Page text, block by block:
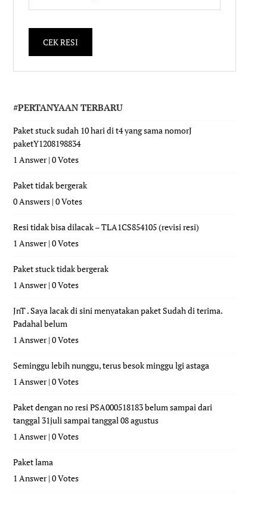
#PERTANYAAN TERBARU
Paket stuck sudah 10 hari di t4 yang sama nomorJ
paketY1208198834
1 Answer|0 Votes
Paket tidak bergerak
0 Answers |0 Votes
Resi tidak bisa dilacak – TLA1CS854105 (revisi resi)
1 Answer|0 Votes
Paket stuck tidak bergerak
1 Answer|0 Votes
JnT . Saya lacak di sini menyatakan paket Sudah di terima.
Padahal belum
1 Answer|0 Votes
Seminggu lebih nunggu, terus besok minggu lgi astaga
1 Answer|0 Votes
Paket dengan no resi PSA000518183 belum sampai dari
tanggal 31juli sampai tanggal 08 agustus
1 Answer|0 Votes
Paket lama
1 Answer|0 Votes